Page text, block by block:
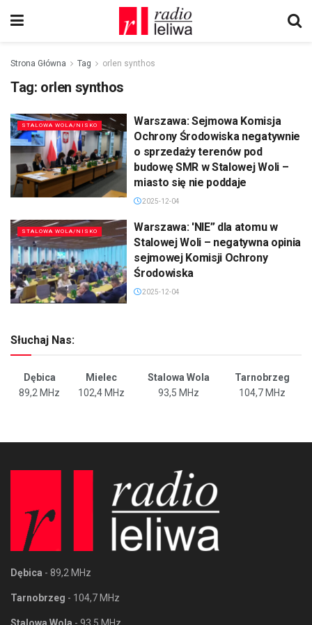
Strona Główna Tag orlen synthos
Tag: orlen synthos
STALOWA WOLA/NISKO
Warszawa: Sejmowa Komisja
Ochrony Środowiska negatywnie
o sprzedaży terenów pod
budowę SMR w Stalowej Woli –
miasto się nie poddaje
2025-12-04
STALOWA WOLA/NISKO
Warszawa: 'NIE” dla atomu w
Stalowej Woli – negatywna opinia
sejmowej Komisji Ochrony
Środowiska
2025-12-04
Słuchaj Nas:
Dębica Mielec Stalowa Wola
Tarnobrzeg
89,2 MHz
102,4 MHz 93,5 MHz 104,7 MHz
Dębica - 89,2 MHz
Tarnobrzeg - 104,7 MHz
Stalowa Wola - 93,5 MHz